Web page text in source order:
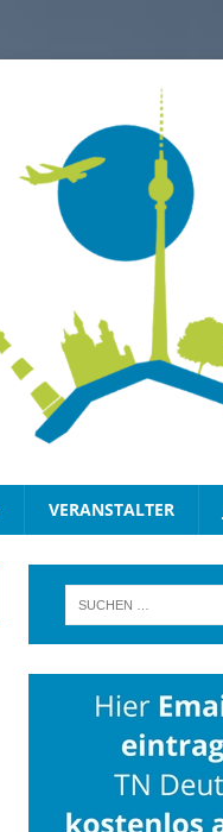
VERANSTALTER